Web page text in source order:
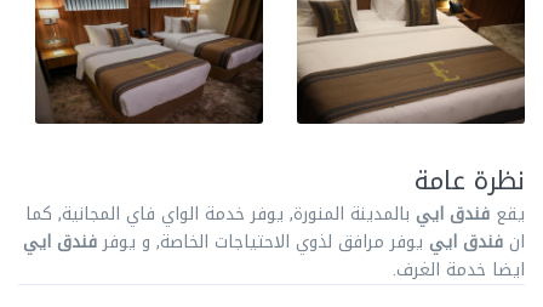
نظرة عامة
يقع فندق ايي بالمدينة المنورة, يوفر خدمة الواي فاي المجانية, كما
انفندق ايي يوفر مرافق لذوي الاحتياجات الخاصة, و يوفرفندق ايي
ايضا خدمة الغرف.